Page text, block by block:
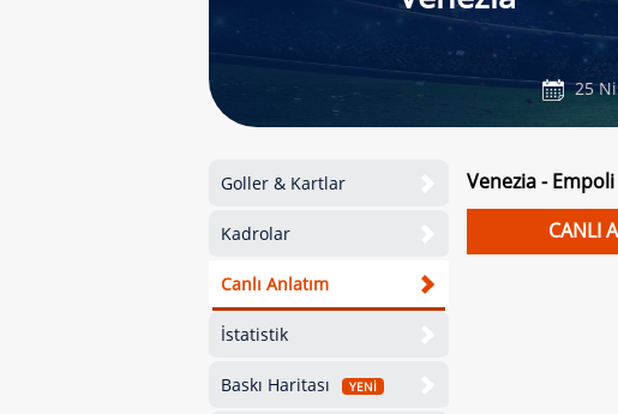
25
Goller & Kartlar
Kadrolar
Canlı Anlatım
İstatistik
Baskı Haritası YENİ
Venezia -
CANLI